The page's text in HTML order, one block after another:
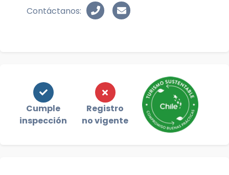
Contáctanos:
Cumple
inspección
Registro
no vigente